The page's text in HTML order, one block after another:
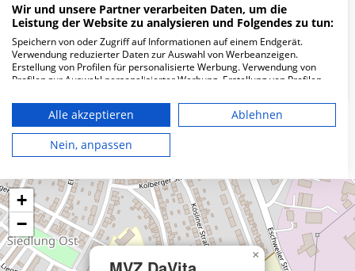
Wie ist die Telefonnummer von MVZ DaVita
Alsdorf?
Karte
×
+
−
Wir und unsere Partner verarbeiten Daten, um die
Leistung der Website zu analysieren und Folgendes zu tun:
Speichern von oder Zugriff auf Informationen auf einem Endgerät.
Verwendung reduzierter Daten zur Auswahl von Werbeanzeigen.
Erstellung von Profilen für personalisierte Werbung. Verwendung von
Profilen zur Auswahl personalisierter Werbung. Erstellung von Profilen
personalisierter Inhalte. Messung der Werbeleistung. Messung der
Performance von Inhalten. Analyse von Zielgruppen durch Statistiken
oder Kombinationen von Daten aus verschiedenen Quellen. Entwicklung
und Verbesserung der Angebote. Verwendung reduzierter Daten zur
Auswahl von Inhalten.
die USA gesendet werden.
Ihre Einwilligung und die cookie Richtlinie gelten ausschließlich für diese
Website/App.
Partnerliste anzeigen (1 IAB-Anbieter)
Wir nutzen Ihre Daten für folgende Zwecke:
Alle akzeptieren
Ablehnen
Nein, anpassen